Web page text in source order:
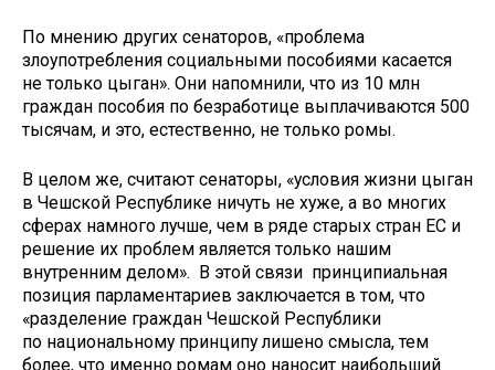
По мнению других сенаторов, «проблема
злоупотребления социальными пособиями касается
не только цыган». Они напомнили, что из 10 млн
граждан пособия по безработице выплачиваются 500
тысячам, и это, естественно, не только ромы.
В целом же, считают сенаторы, «условия жизни цыган
в Чешской Республике ничуть не хуже, а во многих
сферах намного лучше, чем в ряде старых стран ЕС и
решение их проблем является только нашим
внутренним делом». В этой связи принципиальная
позиция парламентариев заключается в том, что
«разделение граждан Чешской Республики
по национальному принципу лишено смысла, тем
более, что именно ромам оно наносит наибольший